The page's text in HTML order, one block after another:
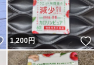
いいね！
1,200円